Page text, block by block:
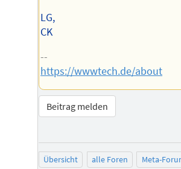
LG,
CK
--
https://wwwtech.de/about
Beitrag melden
Übersicht alle Foren Meta-